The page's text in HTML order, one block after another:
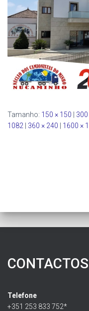
Tamanho: 150 × 150 300
1082
360 × 240 1600 ×
CONTACTOS
Telefone
+351 253 833 752*